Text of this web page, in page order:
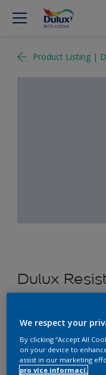
Product Listing |
Dulux
V0.06.80
We respect your
By clicking “Accept All
on your device to
assist in our marketing
pro více informací.